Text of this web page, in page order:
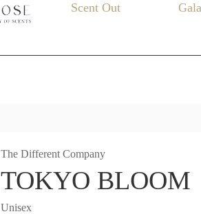
Scent Out
The Different Company
TOKYO BLOOM
Unisex